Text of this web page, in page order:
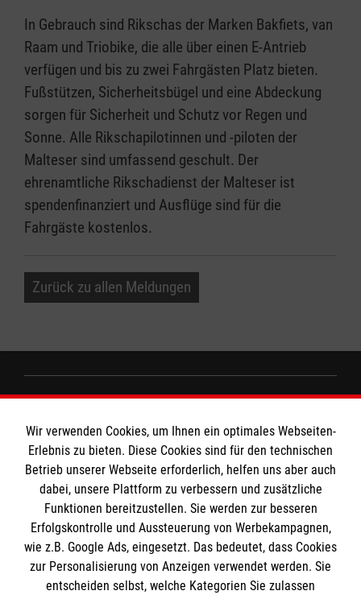
In Gebrauch sind Rikschas der Marken Bakfiets, van
Raam und Triobike, die alle über einen E-Antrieb
verfügen und bis zu zwei Fahrgästen Platz bieten.
Fußstützen, Sicherheitsbügel und eine Abdeckung
sorgen für Sicherheit und Schutz vor Regen und
Sonne. Alle Rikschapilotinnen und -piloten der
Malteser sind umfassend geschult. Der
ehrenamtliche Rikschadienst der Malteser ist
spendenfinanziert und Ausflüge sind für die
Fahrgäste kostenlos.
Zurück zu allen Meldungen
Impressum
Datenschutz
Barrierefreiheit
Kontakt
Presse
MPG Ansprechpartner
Den Beauftragten für Medizinproduktesicherheit
im Malteser Rettungsdienst und den
Einsatzdiensten der Malteser können Sie unter
Die Malteser
Wir verwenden Cookies, um Ihnen ein optimales Webseiten-
Erlebnis zu bieten. Diese Cookies sind für den technischen
Betrieb unserer Webseite erforderlich, helfen uns aber auch
dabei, unsere Plattform zu verbessern und zusätzliche
Funktionen bereitzustellen. Sie werden zur besseren
Erfolgskontrolle und Aussteuerung von Werbekampagnen,
wie z.B. Google Ads, eingesetzt. Das bedeutet, dass Cookies
zur Personalisierung von Anzeigen verwendet werden. Sie
entscheiden selbst, welche Kategorien Sie zulassen